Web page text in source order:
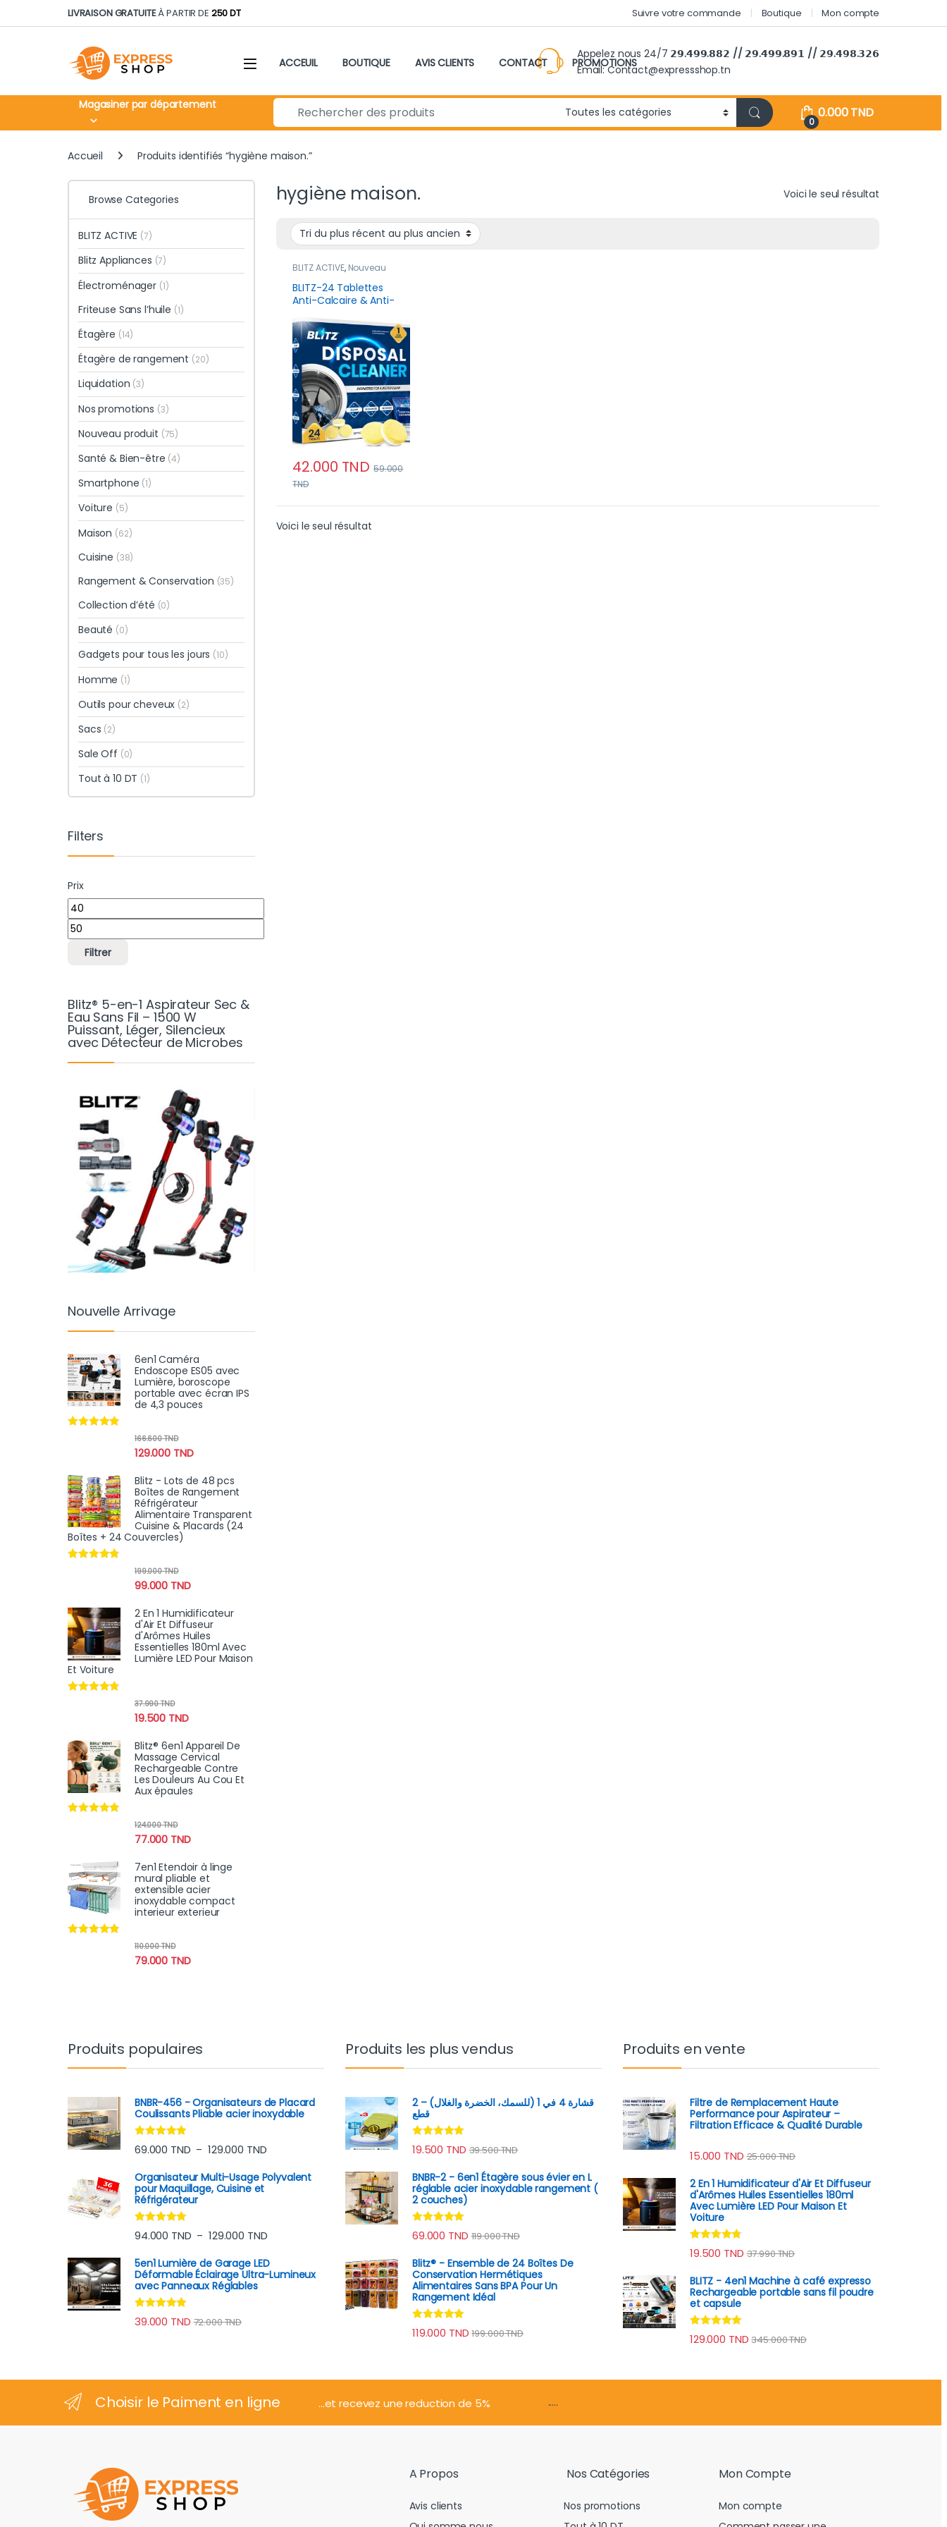
Skip to navigation
Skip to contentLIVRAISON GRATUITEÀ PARTIR DE 250 DT Suivre votre commande Boutique Mon compte
ACCEUIL BOUTIQUE AVIS CLIENTS CONTACT PROMOTIONS
Appelez nous 24/7 𝟮𝟵.𝟰𝟵𝟵.𝟴𝟴𝟮 // 𝟮𝟵.𝟰𝟵𝟵.𝟴𝟵𝟭 // 𝟮𝟵.𝟰𝟵𝟴.𝟯𝟮𝟲
Email: Contact@expressshop.tn
Magasiner par département Search for:
0
0.000TND
Accueil Produits identifiés “hygiène maison.”
hygiène maison. Voici le seul résultat
BLITZ ACTIVE, Nouveau
BLITZ-24 Tablettes
Anti-Calcaire & Anti-
Douche | 1 2 Mois
42.000 TND 59.000
TND
Voici le seul résultat
Browse Categories
BLITZ ACTIVE (7)
Blitz Appliances (7)
Électroménager (1)
Friteuse Sans l’huile (1)
Étagère (14)
Étagère de rangement (20)
Liquidation (3)
Nos promotions (3)
Nouveau produit (75)
Santé & Bien-être (4)
Smartphone (1)
Voiture (5)
Maison (62)
Cuisine (38)
Rangement & Conservation (35)
Collection d’été (0)
Beauté (0)
Gadgets pour tous les jours (10)
Homme (1)
Outils pour cheveux (2)
Sacs (2)
Sale Off (0)
Tout à 10 DT (1)
Filters
Prix
Prix min
Prix max
Filtrer
Blitz® 5-en-1 Aspirateur Sec &
Eau Sans Fil – 1500 W
Puissant, Léger, Silencieux
avec Détecteur de Microbes
Nouvelle Arrivage
6en1 Caméra
Endoscope ES05 avec
Lumière, boroscope
portable avec écran IPS
de 4,3 pouces
129.000 TND
166.600TND
Blitz - Lots de 48 pcs
Boîtes de Rangement
Réfrigérateur
Alimentaire Transparent
Cuisine & Placards (24
Boîtes + 24 Couvercles)
99.000 TND
199.000TND
2 En 1 Humidificateur
d'Air Et Diffuseur
d'Arômes Huiles
Essentielles 180ml Avec
Lumière LED Pour Maison
Et Voiture
19.500 TND
37.990TND
Blitz® 6en1 Appareil De
Massage Cervical
Rechargeable Contre
Les Douleurs Au Cou Et
Aux épaules
77.000 TND
124.000TND
7en1 Etendoir à linge
mural pliable et
extensible acier
inoxydable compact
interieur exterieur
79.000 TND
110.000TND
Produits populaires
BNBR-456 - Organisateurs de Placard
Coulissants Pliable acier inoxydable
Note4.75
sur 5
69.000 TND – 129.000 TNDPlage de prix : 69.000 TND à 129.000 TND
Organisateur Multi-Usage Polyvalent
pour Maquillage, Cuisine et
Réfrigérateur
Note4.70
sur 5
94.000 TND – 129.000 TNDPlage de prix : 94.000 TND à 129.000 TND
5en1 Lumière de Garage LED
Déformable Éclairage Ultra-Lumineux
avec Panneaux Réglables
Note4.82
sur 5
39.000 TND 72.000TND
Produits les plus vendus
قشارة 4 في 1 (للسمك، الخضرة والغلال) – 2
قطع
Note4.89
sur 5
19.500 TND 39.500TND
BNBR-2 - 6en1 Étagère sous évier en L
réglable acier inoxydable rangement (
2 couches)
Note4.79
sur 5
69.000 TND 119.000TND
Blitz® - Ensemble de 24 Boîtes De
Conservation Hermétiques
Alimentaires Sans BPA Pour Un
Rangement Idéal
Note4.74
sur 5
119.000 TND 199.000TND
Produits en vente
Filtre de Remplacement Haute
Performance pour Aspirateur –
Filtration Efficace & Qualité Durable
15.000 TND 25.000TND
2 En 1 Humidificateur d'Air Et Diffuseur
d'Arômes Huiles Essentielles 180ml
Avec Lumière LED Pour Maison Et
Voiture
Note4.64
sur 5
19.500 TND 37.990TND
BLITZ - 4en1 Machine à café expresso
Rechargeable portable sans fil poudre
et capsule
Note4.78
sur 5
129.000 TND 345.000TND
Choisir le Paiment en ligne ...et recevez une reduction de 5% .....
A Propos
Avis clients
Nos Catégories
Nos promotions
Mon Compte
Mon compte